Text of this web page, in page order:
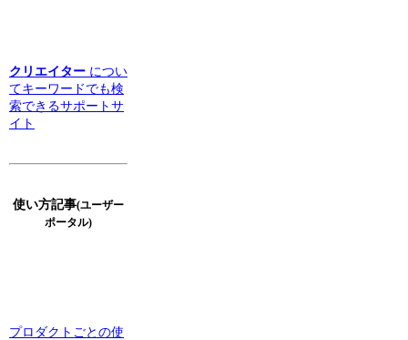
クリエイター につい
てキーワードでも検
索できるサポートサ
イト
使い方記事(ユーザー
ポータル)
プロダクトごとの使